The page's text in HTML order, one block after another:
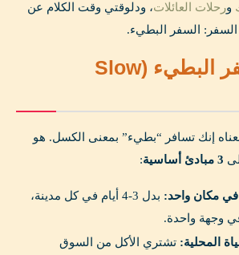
ورحلات العائلات، ودلوقتي وقت الكلام عن
السفر البطيء.
يعني إيه السفر البطيء (Slow
إنك تسافر “بطيء” بمعنى الكسل. هو
3 مبادئ أساسية :
في مكان واحد:
بدل 3-4 أيام في كل مدينة،
المحلية: تشتري الأكل من السوق